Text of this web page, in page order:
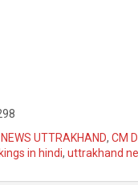
NEWS UTTRAKHAND, CM
in hindi, uttrakhand